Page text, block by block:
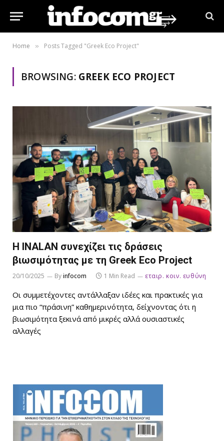
Home » Posts Tagged "Greek Eco Project"
BROWSING: GREEK ECO PROJECT
Η INALAN συνεχίζει τις δράσεις
βιωσιμότητας με τη Greek Eco Project
20/10/2025 Byinfocom 1 Min Read εταιρ. κοιν. ευθύνη
Οι συμμετέχοντες αντάλλαξαν ιδέες και πρακτικές για
μια πιο “πράσινη” καθημερινότητα, δείχνοντας ότι η
βιωσιμότητα ξεκινά από μικρές αλλά ουσιαστικές
αλλαγές